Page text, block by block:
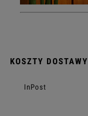
KOSZTY DOSTAWY
InPost